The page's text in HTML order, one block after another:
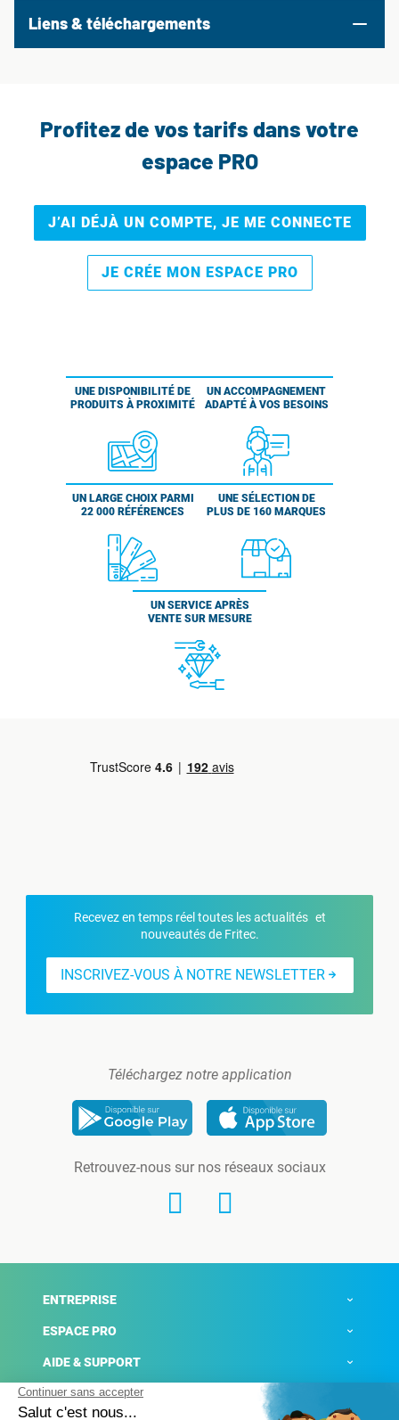
Liens & téléchargements
Profitez de vos tarifs dans votre
espace PRO
J’AI DÉJÀ UN COMPTE, JE ME CONNECTE
JE CRÉE MON ESPACE PRO
UNE DISPONIBILITÉ DE
PRODUITS À PROXIMITÉ
UN ACCOMPAGNEMENT
ADAPTÉ À VOS BESOINS
UN LARGE CHOIX PARMI
22 000 RÉFÉRENCES
UNE SÉLECTION DE
PLUS DE 160 MARQUES
UN SERVICE APRÈS
VENTE SUR MESURE
Recevez en temps réel toutes les actualités et
nouveautés de Fritec.
INSCRIVEZ-VOUS À NOTRE NEWSLETTER
Téléchargez notre application
Retrouvez-nous sur nos réseaux sociaux
ENTREPRISE
ESPACE PRO
AIDE & SUPPORT
ACTUALITÉS